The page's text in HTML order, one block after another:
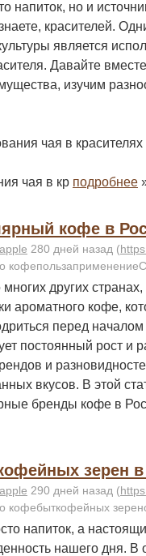
напиток, но и
красителей.
является
Давайте
изучим
чая в красителях
чая в кр подробнее
кофе в
apple 280 дней назад (
других
ароматного кофе,
перед
постоянный рост и
и
вкусов. В этой
бренды кофе в
зерен
apple 290 дней назад (
кофебыткофейных
напиток, а
нашего дня. В